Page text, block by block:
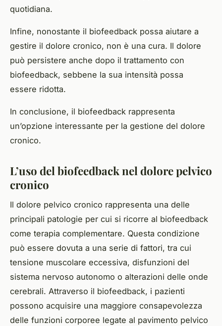
quotidiana.
Infine, nonostante il biofeedback possa aiutare a
gestire il dolore cronico, non è una cura. Il dolore
può persistere anche dopo il trattamento con
biofeedback, sebbene la sua intensità possa
essere ridotta.
In conclusione, il biofeedback rappresenta
un’opzione interessante per la gestione del dolore
cronico.
L’uso del biofeedback nel dolore pelvico
cronico
Il dolore pelvico cronico rappresenta una delle
principali patologie per cui si ricorre al biofeedback
come terapia complementare. Questa condizione
può essere dovuta a una serie di fattori, tra cui
tensione muscolare eccessiva, disfunzioni del
sistema nervoso autonomo o alterazioni delle onde
cerebrali. Attraverso il biofeedback, i pazienti
possono acquisire una maggiore consapevolezza
delle funzioni corporee legate al pavimento pelvico